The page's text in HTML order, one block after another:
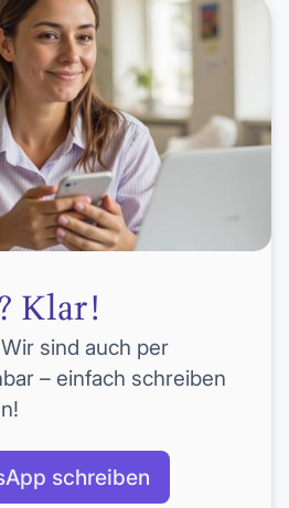
Klar!
sind auch per
– einfach schreiben
schreiben